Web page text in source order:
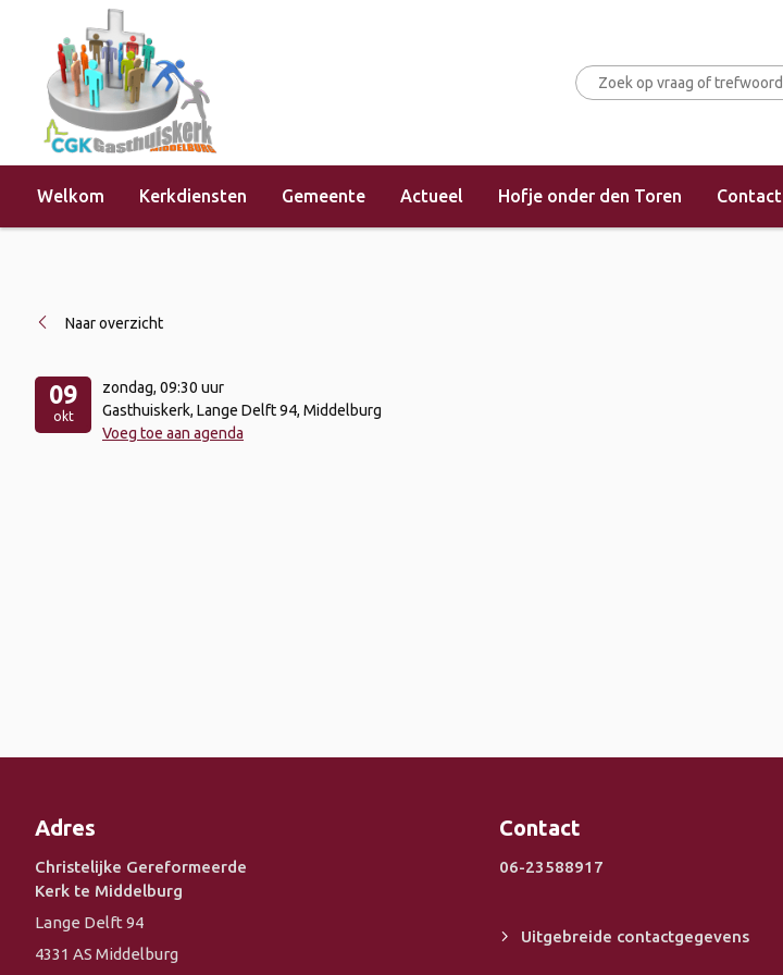
Welkom Kerkdiensten Gemeente Actueel Hofje onder den Toren Contact
Home »Evenementen »Kerkdienst (morgendienst)
Naar overzicht
09
okt
zondag, 09:30 uur
Gasthuiskerk, Lange Delft 94, Middelburg
Voeg toe aan agenda
Adres
Christelijke Gereformeerde
Kerk te Middelburg
Lange Delft 94
4331 AS Middelburg
Contact
06-23588917
Uitgebreide contactgegevens